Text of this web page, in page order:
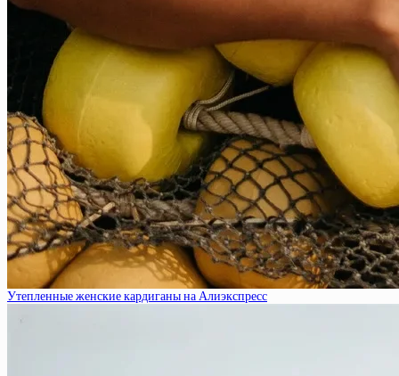
Утепленные женские кардиганы на Алиэкспресс